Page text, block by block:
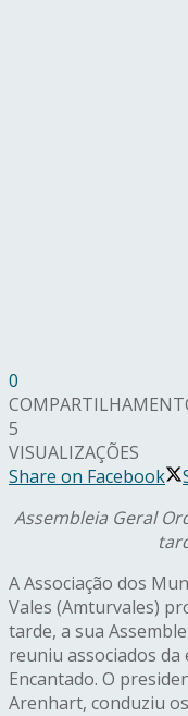
0
5
VISUALIZAÇÕES
Share on Facebook
Assembleia Geral
A Associação dos
Vales (Amturvales)
tarde, a sua
reuniu associados
Encantado. O
Arenhart, conduziu